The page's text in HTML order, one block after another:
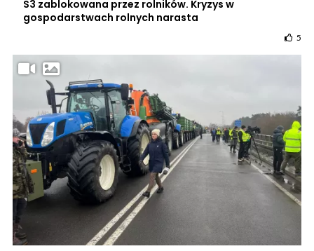
S3 zablokowana przez rolników. Kryzys w
gospodarstwach rolnych narasta
5